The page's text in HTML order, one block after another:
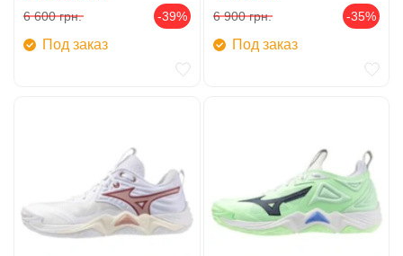
6 600 грн. -39%
Под заказ
6 900 грн. -35%
Под заказ